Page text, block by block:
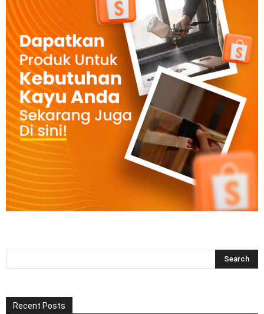
Recent Posts